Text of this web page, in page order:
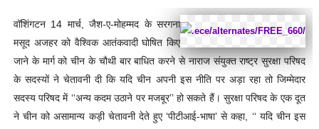
वॉशिंगटन 14 मार्च, जैश-ए-मोहम्मद के सरगना
मसूद अजहर को वैश्विक आतंकवादी घोषित किए
जाने के मार्ग को चीन के चौथी बार बाधित करने से नाराज संयुक्त राष्ट्र सुरक्षा परिषद
के सदस्यों ने चेतावनी दी कि यदि चीन अपनी इस नीति पर अड़ा रहा तो जिम्मेदार
सदस्य परिषद में ‘‘अन्य कदम उठाने पर मजबूर’’ हो सकते हैं। सुरक्षा परिषद के एक दूत
ने चीन को असामान्य कड़ी चेतावनी देते हुए ‘पीटीआई-भाषा’ से कहा, ‘‘ यदि चीन इस